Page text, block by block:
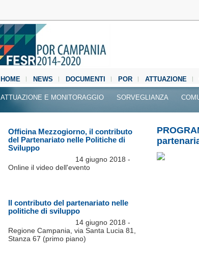
HOME NEWS DOCUMENTI POR ATTUAZIONE
MEDIA CENTER
ATTUAZIONE E MONITORAGGIO SORVEGLIANZA
Officina Mezzogiorno, il contributo
del Partenariato nelle Politiche di
Sviluppo
14 giugno 2018 -
Online il video dell'evento
Il contributo del partenariato nelle
politiche di sviluppo
14 giugno 2018 -
Regione Campania, via Santa Lucia 81,
Stanza 67 (primo piano)